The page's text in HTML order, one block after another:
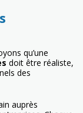
qu’une
doit être réaliste,
des
auprès